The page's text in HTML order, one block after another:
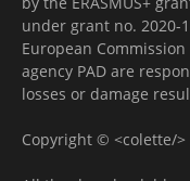
under grant no. 2020-
European
agency PAD are
losses or damage
Copyright © <colette/>